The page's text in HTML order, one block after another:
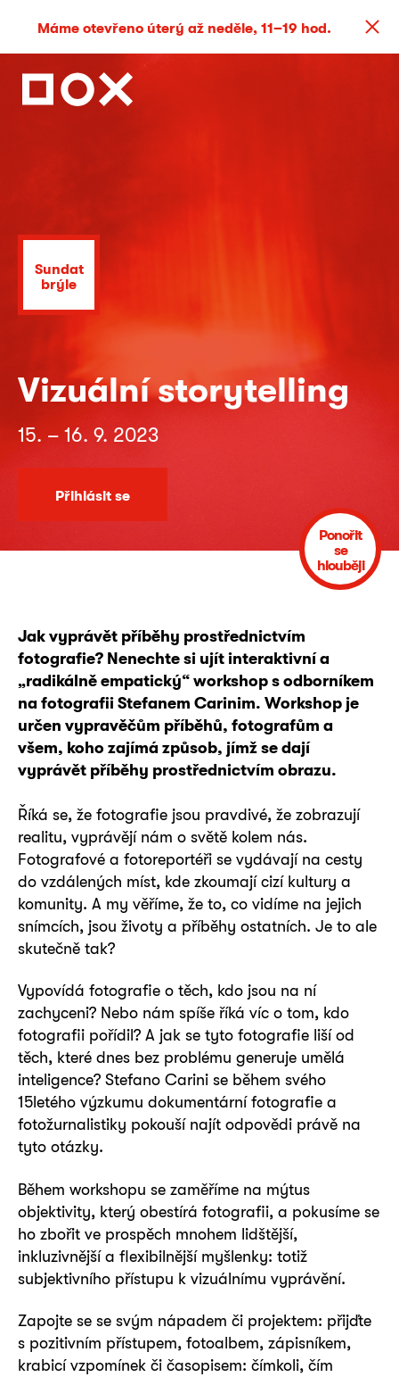
Máme otevřeno úterý až neděle, 11–19 hod.
Sundat
brýle
Vizuální storytelling
15. – 16. 9. 2023
Přihlásit se
Ponořit
se
hlouběji
Jak vyprávět příběhy prostřednictvím
fotografie? Nenechte si ujít interaktivní a
„radikálně empatický“ workshop s odborníkem
na fotografii Stefanem Carinim. Workshop je
určen vypravěčům příběhů, fotografům a
všem, koho zajímá způsob, jímž se dají
vyprávět příběhy prostřednictvím obrazu.
Říká se, že fotografie jsou pravdivé, že zobrazují
realitu, vyprávějí nám o světě kolem nás.
Fotografové a fotoreportéři se vydávají na cesty
do vzdálených míst, kde zkoumají cizí kultury a
komunity. A my věříme, že to, co vidíme na jejich
snímcích, jsou životy a příběhy ostatních. Je to ale
skutečně tak?
Vypovídá fotografie o těch, kdo jsou na ní
zachyceni? Nebo nám spíše říká víc o tom, kdo
fotografii pořídil? A jak se tyto fotografie liší od
těch, které dnes bez problému generuje umělá
inteligence? Stefano Carini se během svého
15letého výzkumu dokumentární fotografie a
fotožurnalistiky pokouší najít odpovědi právě na
tyto otázky.
Během workshopu se zaměříme na mýtus
objektivity, který obestírá fotografii, a pokusíme se
ho zbořit ve prospěch mnohem lidštější,
inkluzivnější a flexibilnější myšlenky: totiž
subjektivního přístupu k vizuálnímu vyprávění.
Zapojte se se svým nápadem či projektem: přijďte
s pozitivním přístupem, fotoalbem, zápisníkem,
krabicí vzpomínek či časopisem: čímkoli, čím